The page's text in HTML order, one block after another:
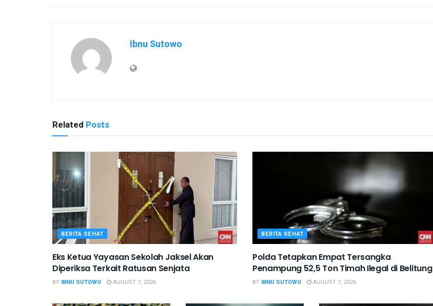
Ibnu Sutowo
Related Posts
BERITA SEHAT
Eks Ketua Yayasan Sekolah Jaksel Akan
Diperiksa Terkait Ratusan Senjata
BY IBNU SUTOWO AUGUST 7, 2026
BERITA SEHAT
Polda Tetapkan Empat Tersangka
Penampung 52,5 Ton Timah Ilegal di Belitung
BY IBNU SUTOWO AUGUST 7, 2026